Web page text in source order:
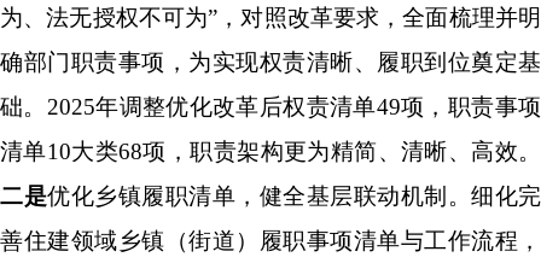
为、法无授权不可为” ， 对照改革要求，全面梳理并明
确部门职责事项，为实现权责清晰、履职到位奠定基
础。 2025年调整优化改革后权责清单49项，职责事项
清单10大类68项，职责架构更为精简、清晰、高效。
二是优化乡镇履职清单，健全基层联动机制。细化完
善住建领域乡镇（街道）履职事项清单与工作流程，